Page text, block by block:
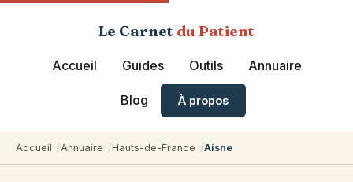
Le Carnet du Patient
Accueil Guides Outils Annuaire
Blog À propos
Accueil Annuaire Hauts-de-France Aisne